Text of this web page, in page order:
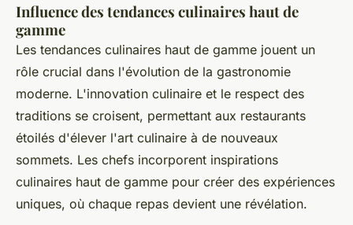
Influence des tendances culinaires haut de
gamme
Les tendances culinaires haut de gamme jouent un
rôle crucial dans l'évolution de la gastronomie
moderne. L'innovation culinaire et le respect des
traditions se croisent, permettant aux restaurants
étoilés d'élever l'art culinaire à de nouveaux
sommets. Les chefs incorporent inspirations
culinaires haut de gamme pour créer des expériences
uniques, où chaque repas devient une révélation.